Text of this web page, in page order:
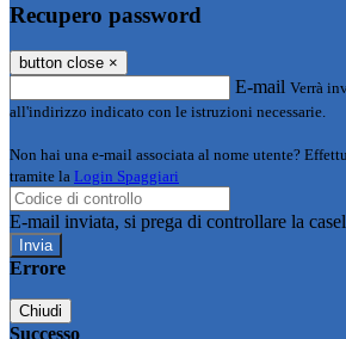
Recupero password
button close ×
E-mail Verrà
all'indirizzo indicato con le istruzioni necessarie.
Non hai una e-mail associata al nome utente?
tramite la Login Spaggiari
E-mail inviata, si prega di controllare la
Errore
Chiudi
Successo